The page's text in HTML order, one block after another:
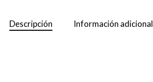
Descripción Información adicional